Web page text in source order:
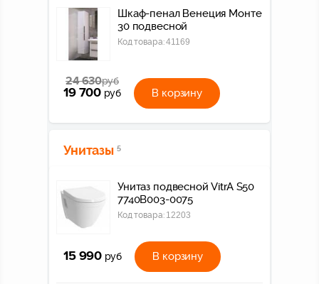
Шкаф-пенал Венеция Монте
30 подвесной
Код товара:41169
24 630руб
19 700 руб В корзину
Унитазы 5
Унитаз подвесной VitrA S50
7740B003-0075
Код товара: 12203
15 990 руб В корзину